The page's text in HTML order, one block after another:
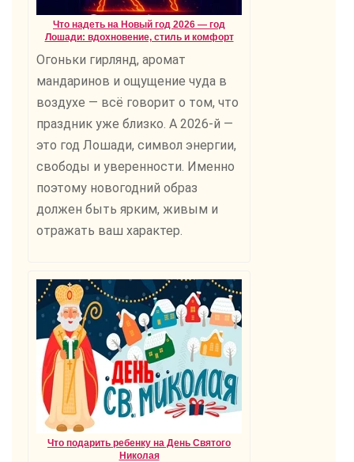
Что надеть на Новый год 2026 — год
Лошади: вдохновение, стиль и комфорт
Огоньки гирлянд, аромат
мандаринов и ощущение чуда в
воздухе — всё говорит о том, что
праздник уже близко. А 2026-й —
это год Лошади, символ энергии,
свободы и уверенности. Именно
поэтому новогодний образ
должен быть ярким, живым и
отражать ваш характер.
Что подарить ребенку на День Святого
Николая